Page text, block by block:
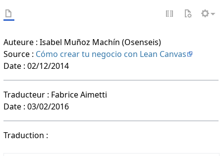
Auteure : Isabel Muñoz Machín (Osenseis)
Source : Cómo crear tu negocio con Lean Canvas
Date : 02/12/2014
Traducteur : Fabrice Aimetti
Date : 03/02/2016
Traduction :